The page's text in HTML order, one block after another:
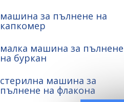
машина за пълнене на
капкомер
малка машина за пълнене
на буркан
стерилна машина за
пълнене на флакона